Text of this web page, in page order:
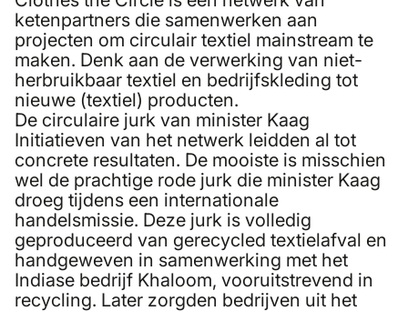
ketenpartners die samenwerken aan
projecten om circulair textiel mainstream te
maken. Denk aan de verwerking van niet-
herbruikbaar textiel en bedrijfskleding tot
nieuwe (textiel) producten.
De circulaire jurk van minister Kaag
Initiatieven van het netwerk leidden al tot
concrete resultaten. De mooiste is misschien
wel de prachtige rode jurk die minister Kaag
droeg tijdens een internationale
handelsmissie. Deze jurk is volledig
geproduceerd van gerecycled textielafval en
handgeweven in samenwerking met het
Indiase bedrijf Khaloom, vooruitstrevend in
recycling. Later zorgden bedrijven uit het